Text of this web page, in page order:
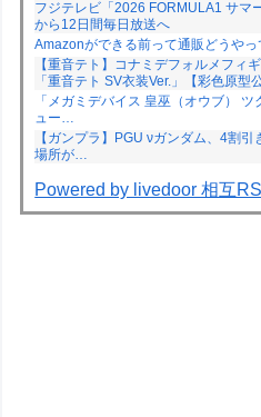
フジテレビ「2026 FORMULA1 サマ
から12日間毎日放送へ
Amazonができる前って通販どうやっ
【重音テト】コナミデフォルメフィ
「重音テト SV衣装Ver.」【彩色原型
「メガミデバイス 皇巫（オウブ）
ュー…
【ガンプラ】PGU νガンダム、4割
場所が…
Powered by livedoor 相互